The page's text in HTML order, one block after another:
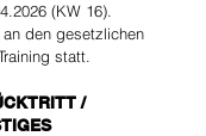
(KW 16).
den gesetzlichen
statt.
/